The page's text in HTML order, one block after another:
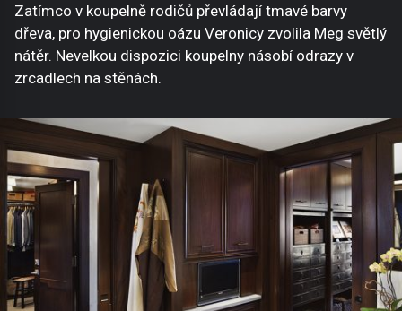
Zatímco v koupelně rodičů převládají tmavé barvy
dřeva, pro hygienickou oázu Veronicy zvolila Meg světlý
nátěr. Nevelkou dispozici koupelny násobí odrazy v
zrcadlech na stěnách.